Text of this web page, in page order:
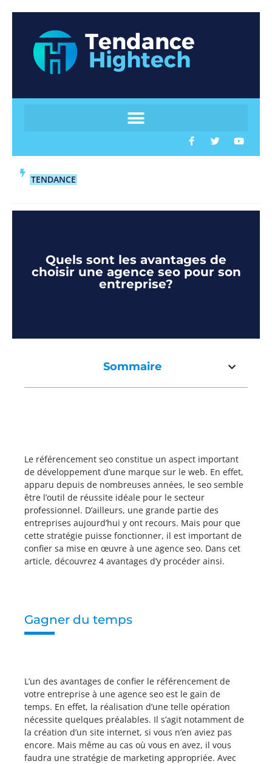
TENDANCE
Quels sont les avantages de
choisir une agence seo pour son
entreprise?
Sommaire
Le référencement seo constitue un aspect important
de développement d’une marque sur le web. En effet,
apparu depuis de nombreuses années, le seo semble
être l’outil de réussite idéale pour le secteur
professionnel. D’ailleurs, une grande partie des
entreprises aujourd’hui y ont recours. Mais pour que
cette stratégie puisse fonctionner, il est important de
confier sa mise en œuvre à une agence seo. Dans cet
article, découvrez 4 avantages d’y procéder ainsi.
Gagner du temps
L’un des avantages de confier le référencement de
votre entreprise à une agence seo est le gain de
temps. En effet, la réalisation d’une telle opération
nécessite quelques préalables. Il s’agit notamment de
la création d’un site internet, si vous n’en aviez pas
encore. Mais même au cas où vous en avez, il vous
faudra une stratégie de marketing appropriée. Avec